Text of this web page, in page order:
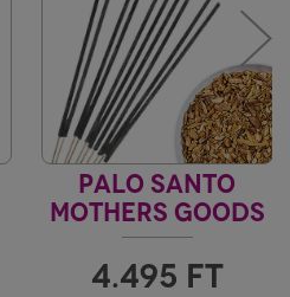
PALO SANTO
MOTHERS GOODS
4.495 FT